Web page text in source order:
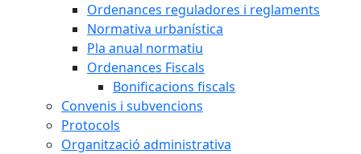
Ordenances reguladores i reglaments
Normativa urbanística
Pla anual normatiu
Ordenances Fiscals
Bonificacions fiscals
Convenis i subvencions
Protocols
Organització administrativa